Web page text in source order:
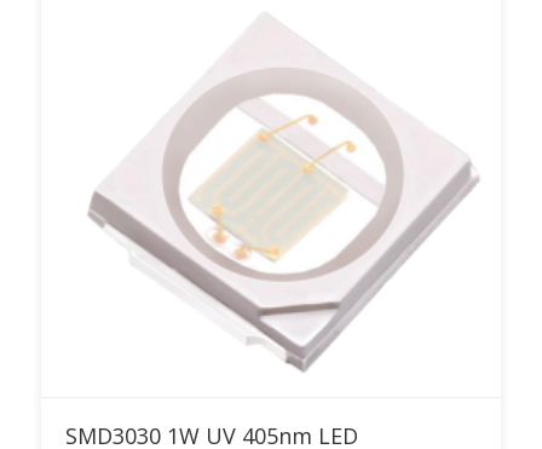
RFQに追加
SMD3030 1W UV 405nm LED